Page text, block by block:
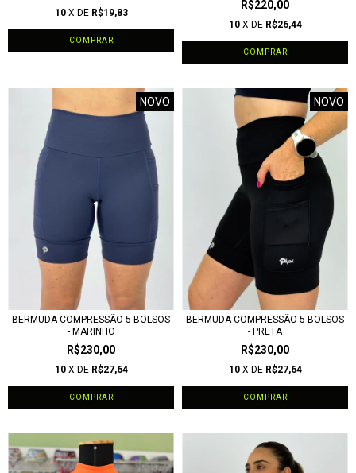
10 X DE R$19,83
COMPRAR
R$220,00
10 X DE R$26,44
COMPRAR
NOVO
BERMUDA COMPRESSÃO 5 BOLSOS
- MARINHO
R$230,00
10 X DE R$27,64
COMPRAR
NOVO
BERMUDA COMPRESSÃO 5 BOLSOS
- PRETA
R$230,00
10 X DE R$27,64
COMPRAR